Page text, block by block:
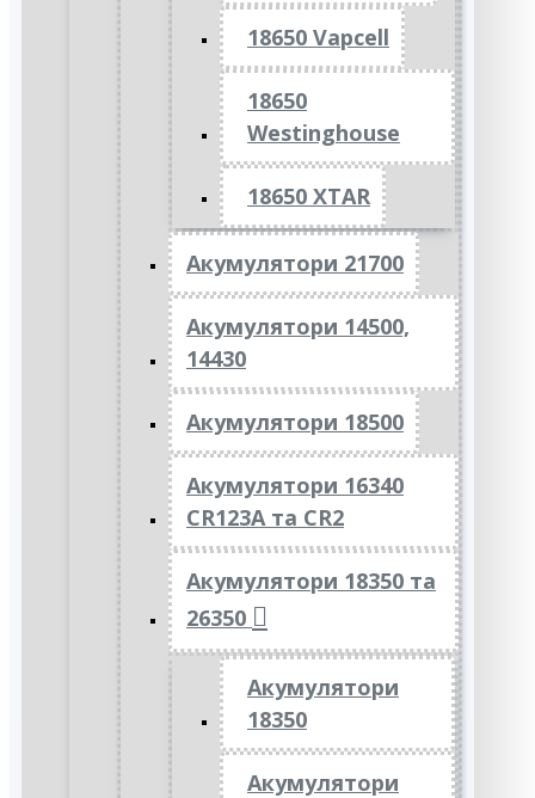
18650 Vapcell
18650
Westinghouse
18650 XTAR
Акумулятори 21700
Акумулятори 14500,
14430
Акумулятори 18500
Акумулятори 16340
CR123A та CR2
Акумулятори 18350 та
26350
Акумулятори
18350
Акумулятори